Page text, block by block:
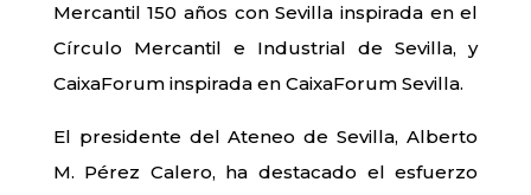
Mercantil 150 años con Sevilla inspirada en el
Círculo Mercantil e Industrial de Sevilla, y
CaixaForum inspirada en CaixaForum Sevilla.
El presidente del Ateneo de Sevilla, Alberto
M. Pérez Calero, ha destacado el esfuerzo